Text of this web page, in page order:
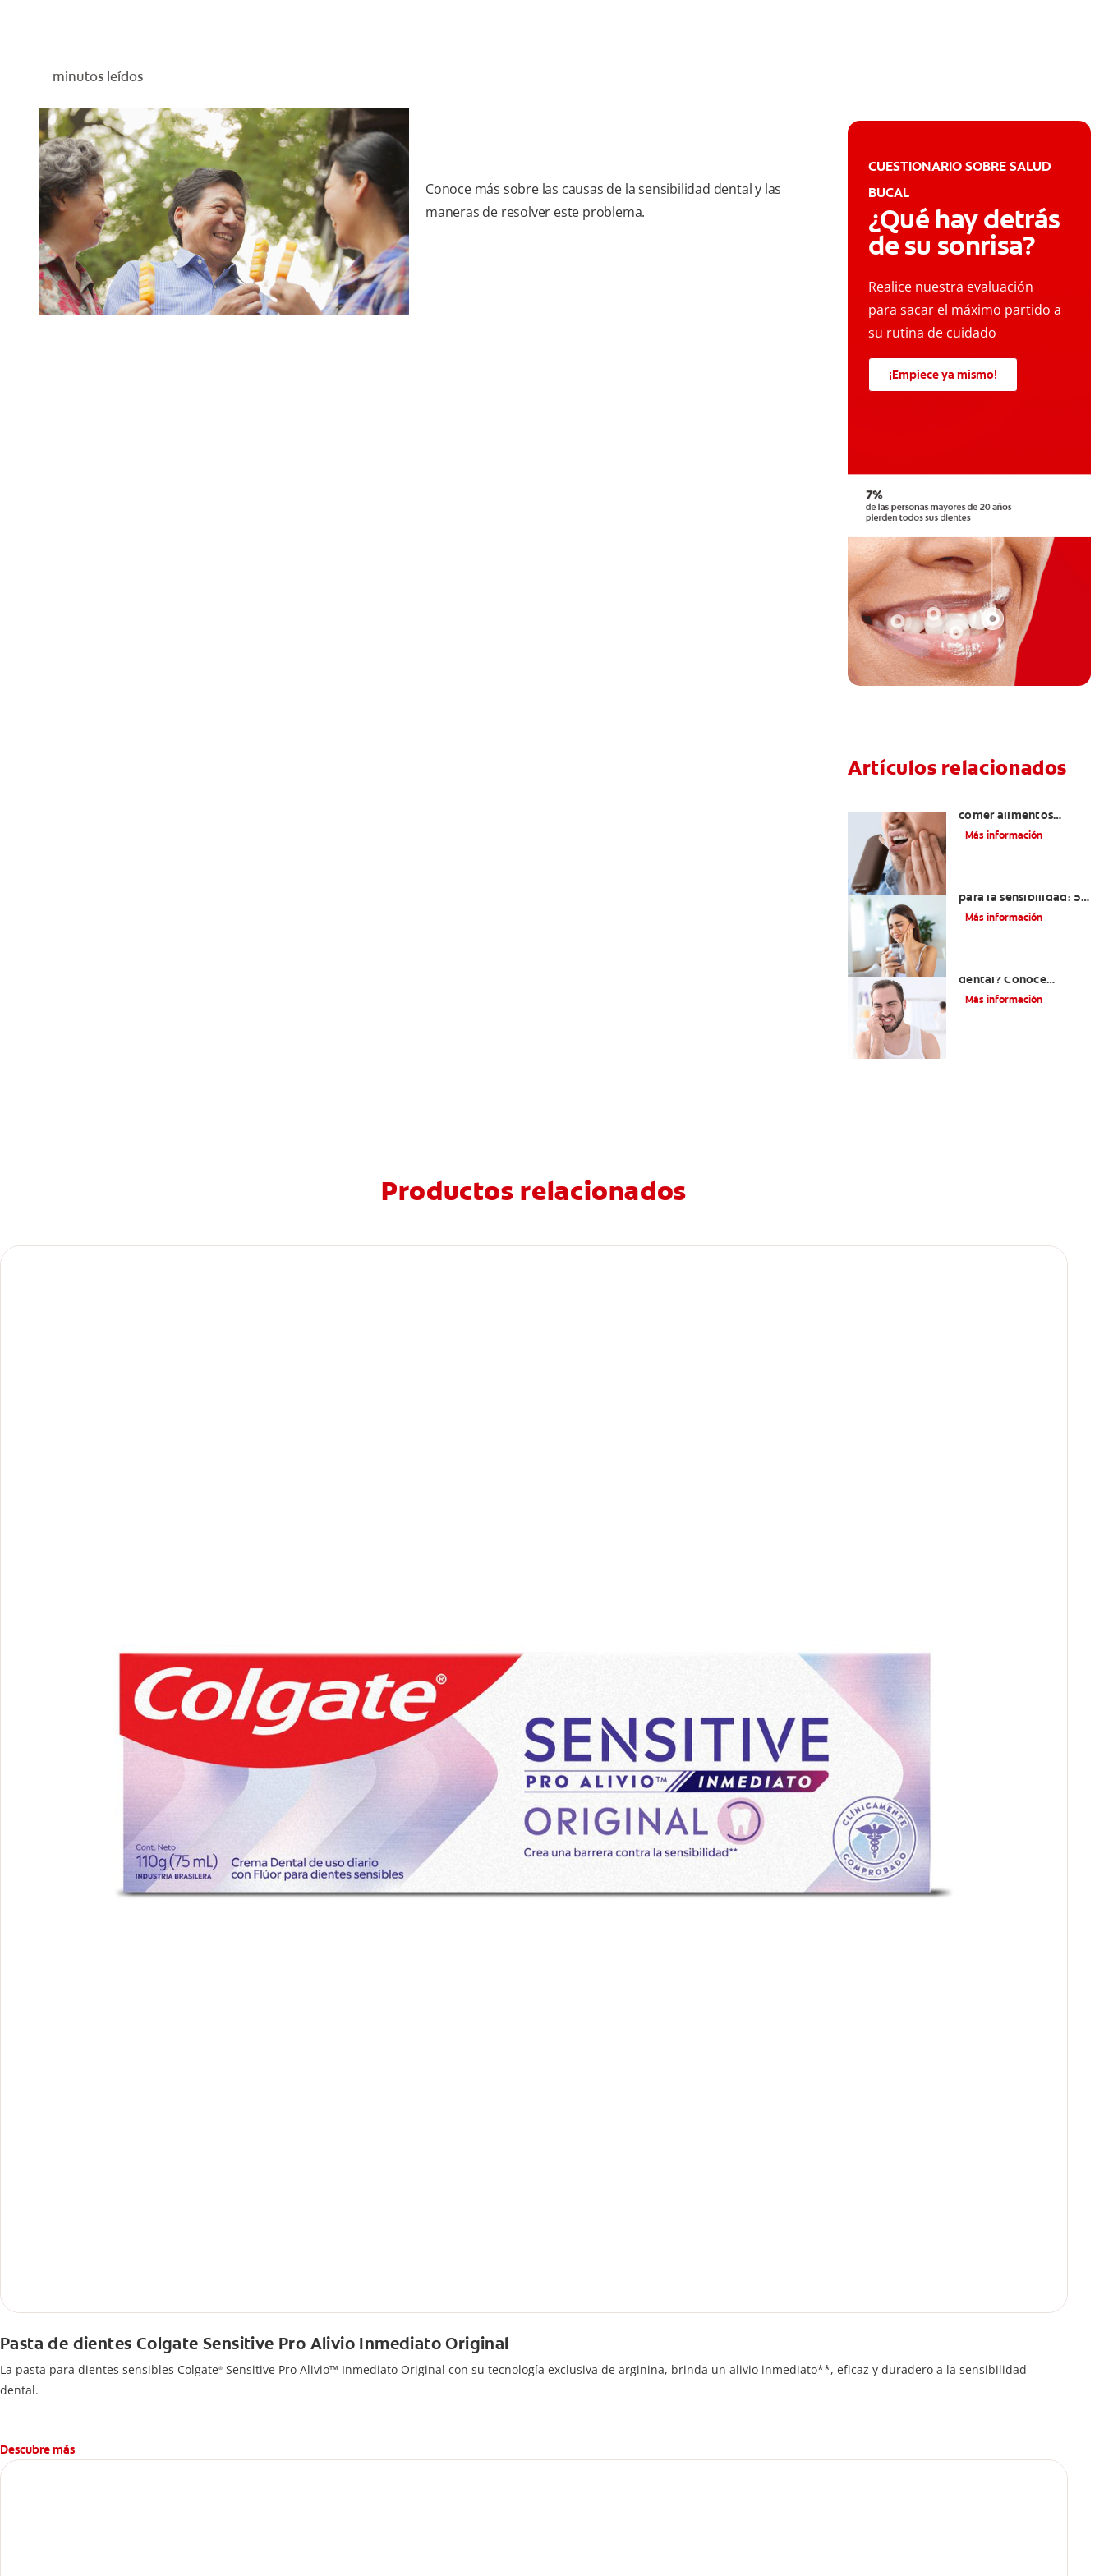
minutos leídos
Conoce más sobre las causas de la sensibilidad dental y las
maneras de resolver este problema.
CUESTIONARIO SOBRE SALUD
BUCAL
¿Qué hay detrás
de su sonrisa?
Realice nuestra evaluación
para sacar el máximo partido a
su rutina de cuidado
¡Empiece ya mismo!
Artículos relacionados
comer alimentos
dulces: conoce las
Más información
para la sensibilidad: 5
opciones de Colgate
Más información
dental? Conoce
algunas causas y cómo
Más información
Productos relacionados
Pasta de dientes Colgate Sensitive Pro Alivio Inmediato Original
La pasta para dientes sensibles Colgate® Sensitive Pro Alivio™ Inmediato Original con su tecnología exclusiva de arginina, brinda un alivio inmediato**, eficaz y duradero a la sensibilidad
dental.
Descubre más